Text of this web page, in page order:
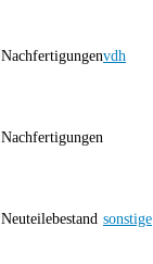
Nachfertigungenvdh
Nachfertigungen
Neuteilebestand sonstige